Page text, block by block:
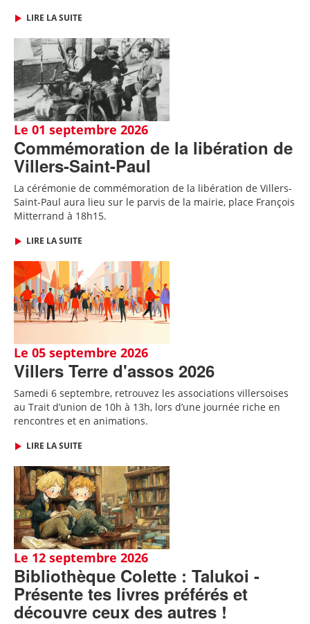
LIRE LA SUITE
Le 01 septembre 2026
Commémoration de la libération de
Villers-Saint-Paul
La cérémonie de commémoration de la libération de Villers-
Saint-Paul aura lieu sur le parvis de la mairie, place François
Mitterrand à 18h15.
LIRE LA SUITE
Le 05 septembre 2026
Villers Terre d'assos 2026
Samedi 6 septembre, retrouvez les associations villersoises
au Trait d’union de 10h à 13h, lors d’une journée riche en
rencontres et en animations.
LIRE LA SUITE
Le 12 septembre 2026
Bibliothèque Colette : Talukoi -
Présente tes livres préférés et
découvre ceux des autres !